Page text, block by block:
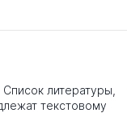
литературы,
текстовому